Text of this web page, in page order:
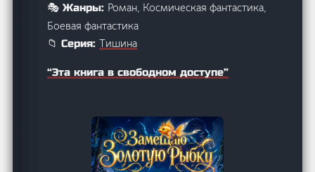
🎭 Жанры: Роман, Космическая фантастика,
Боевая фантастика
📁 Серия:Тишина
“Эта книга в свободном доступе”